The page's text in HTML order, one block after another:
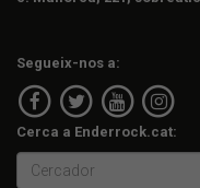
Segueix-nos a:
Cerca a Enderrock.cat: